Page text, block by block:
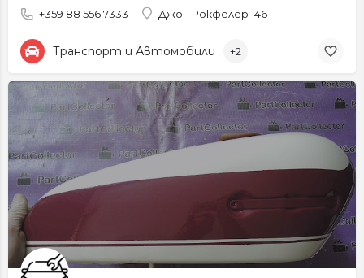
+359 88 556 7333 Джон Рокфелер 146
Транспорт и Автомобили +2